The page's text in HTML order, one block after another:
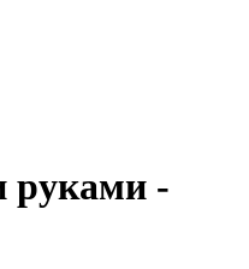
руками -